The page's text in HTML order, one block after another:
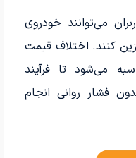
می‌توانند خودروی
کنند. اختلاف قیمت
می‌شود تا فرآیند
فشار روانی انجام